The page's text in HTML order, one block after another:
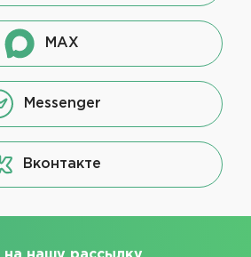
MAX
Messenger
Вконтакте